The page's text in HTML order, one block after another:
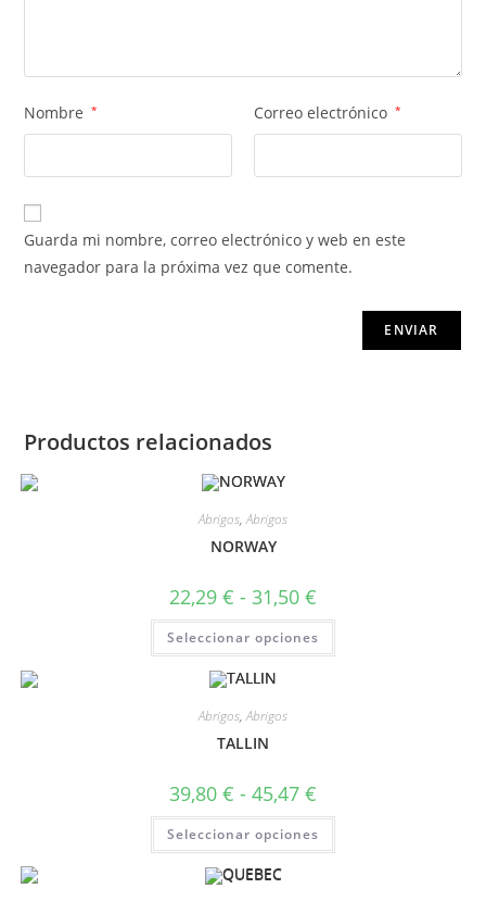
Nombre * Correo electrónico *
Guarda mi nombre, correo electrónico y web en este
navegador para la próxima vez que comente.
Productos relacionados
Abrigos,Abrigos
NORWAY
22,29 € - 31,50 €
Seleccionar opciones
Abrigos,Abrigos
TALLIN
39,80 € - 45,47 €
Seleccionar opciones